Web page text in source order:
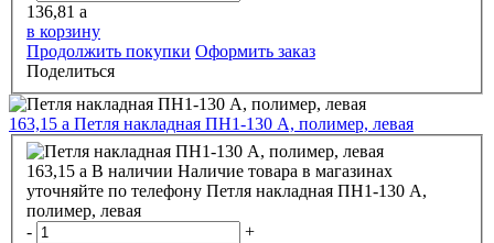
136,81 a
в корзину
Продолжить покупки Оформить заказ
Поделиться
163,15 a Петля накладная ПН1-130 А, полимер, левая
163,15 a В наличии Наличие товара в магазинах
уточняйте по телефону Петля накладная ПН1-130 А,
полимер, левая
-
+